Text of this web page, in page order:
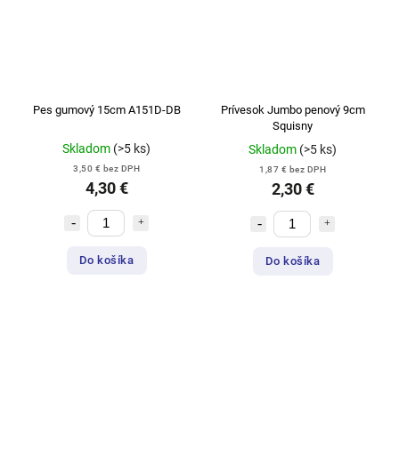
Pes gumový 15cm A151D-DB
Skladom (>5 ks)
3,50 € bez DPH
4,30 €
Do košíka
Prívesok Jumbo penový 9cm
Squisny
Skladom (>5 ks)
1,87 € bez DPH
2,30 €
Do košíka